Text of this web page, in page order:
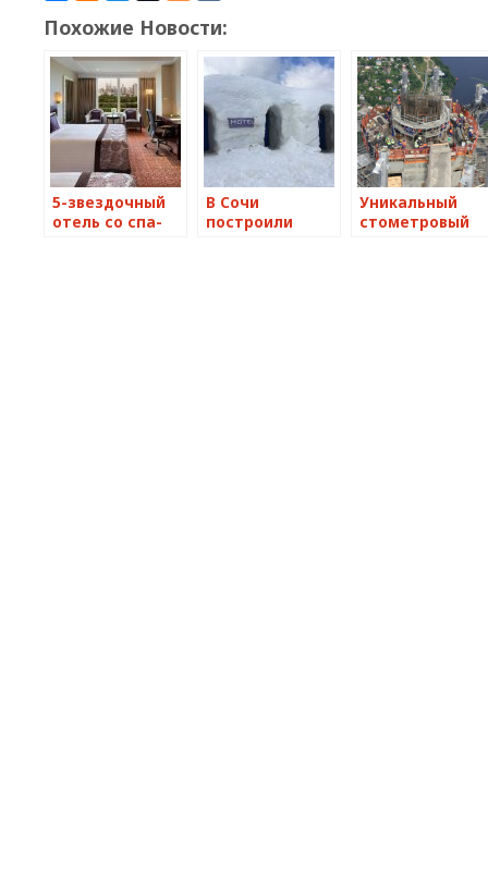
Похожие Новости:
5-звездочный
отель со спа-
В Сочи
построили
Уникальный
стометровый